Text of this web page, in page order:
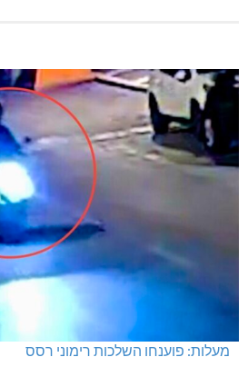
מעלות: פוענחו השלכות רימוני רסס